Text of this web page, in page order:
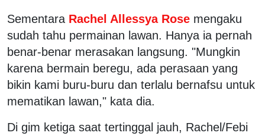
Sementara Rachel Allessya Rose mengaku
sudah tahu permainan lawan. Hanya ia pernah
benar-benar merasakan langsung. "Mungkin
karena bermain beregu, ada perasaan yang
bikin kami buru-buru dan terlalu bernafsu untuk
mematikan lawan," kata dia.
Di gim ketiga saat tertinggal jauh, Rachel/Febi